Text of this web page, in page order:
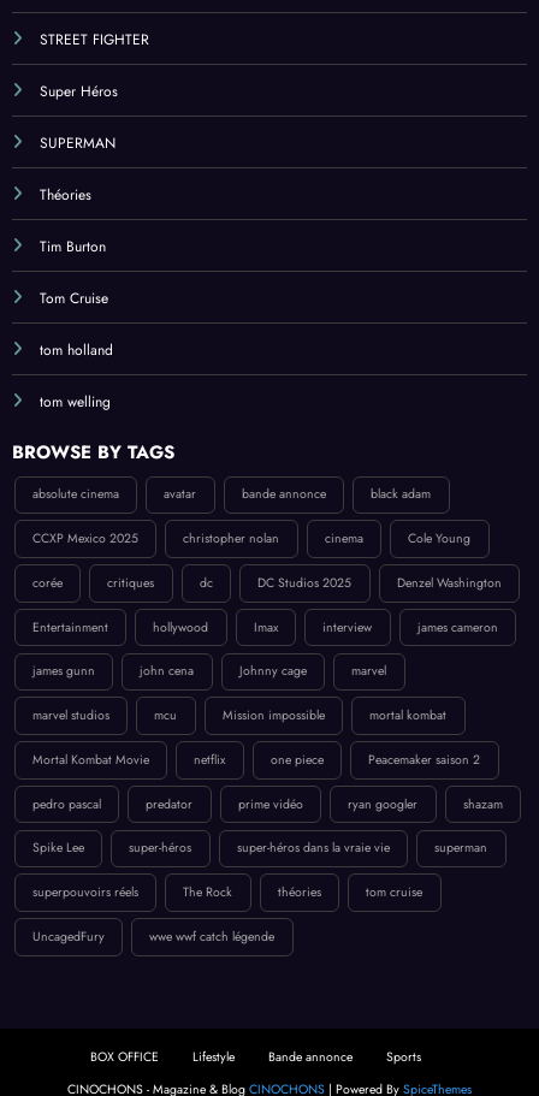
STREET FIGHTER
Super Héros
SUPERMAN
Théories
Tim Burton
Tom Cruise
tom holland
tom welling
BROWSE BY TAGS
absolute cinema avatar bande annonce black adam
CCXP Mexico 2025 christopher nolan cinema Cole Young
corée critiques dc DC Studios 2025 Denzel Washington
Entertainment hollywood Imax interview james cameron
james gunn john cena Johnny cage marvel
marvel studios mcu Mission impossible mortal kombat
Mortal Kombat Movie netflix one piece Peacemaker saison 2
pedro pascal predator prime vidéo ryan googler shazam
Spike Lee super-héros super-héros dans la vraie vie superman
superpouvoirs réels The Rock théories tom cruise
UncagedFury wwe wwf catch légende
BOX OFFICE Lifestyle Bande annonce
Sports
CINOCHONS - Magazine & Blog CINOCHONS | Powered By SpiceThemes